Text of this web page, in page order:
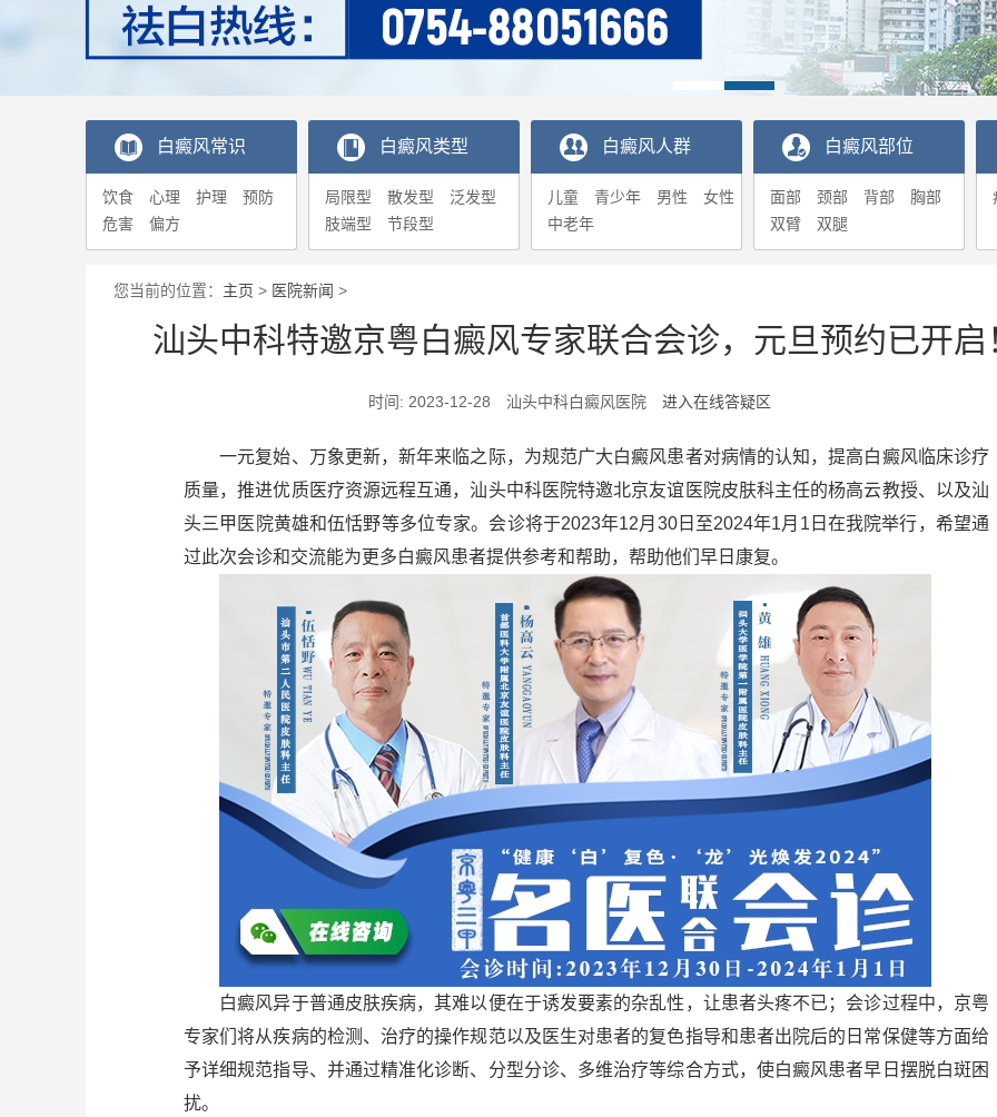
白癜风常识
饮食 心理 护理
预防
危害
偏方
白癜风类型
局限型 散发型
泛发型
肢端型
节段型
白癜风人群
儿童 青少年 男性
女性
中老年
白癜风部位
面部 颈部 背部
胸部
双臂
双腿
您当前的位置： 主页 > 医院新闻 >
汕头中科特邀京粤白癜风专家联合会诊，元旦预约已开启
时间: 2023-12-28 汕头中科白癜风医院 进入在线答疑区
一元复始、万象更新，新年来临之际，为规范广大白癜风患者对病情的认知，提高白癜风临床诊疗
质量，推进优质医疗资源远程互通，汕头中科医院特邀北京友谊医院皮肤科主任的杨高云教授、以及汕
头三甲医院黄雄和伍恬野等多位专家。会诊将于2023年12月30日至2024年1月1日在我院举行，希望通
过此次会诊和交流能为更多白癜风患者提供参考和帮助，帮助他们早日康复。
白癜风异于普通皮肤疾病，其难以便在于诱发要素的杂乱性，让患者头疼不已；会诊过程中，京粤
专家们将从疾病的检测、治疗的操作规范以及医生对患者的复色指导和患者出院后的日常保健等方面给
予详细规范指导、并通过精准化诊断、分型分诊、多维治疗等综合方式，使白癜风患者早日摆脱白斑困
扰。